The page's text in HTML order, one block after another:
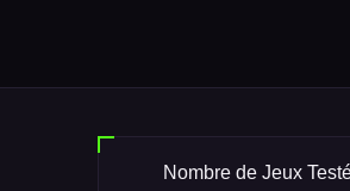
Nombre de Jeux